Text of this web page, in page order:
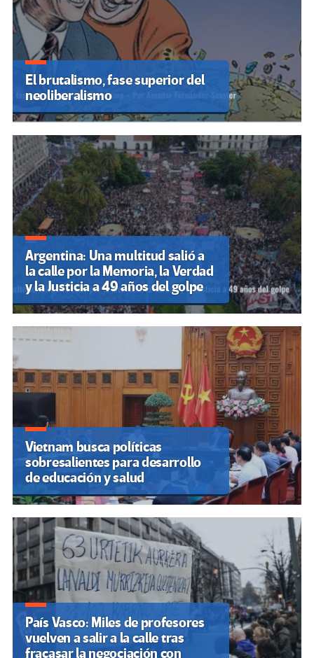
El brutalismo, fase superior del
neoliberalismo
Argentina: Una multitud salió a
la calle por la Memoria, la Verdad
y la Justicia a 49 años del golpe
Vietnam busca políticas
sobresalientes para desarrollo
de educación y salud
País Vasco: Miles de profesores
vuelven a salir a la calle tras
fracasar la negociación con